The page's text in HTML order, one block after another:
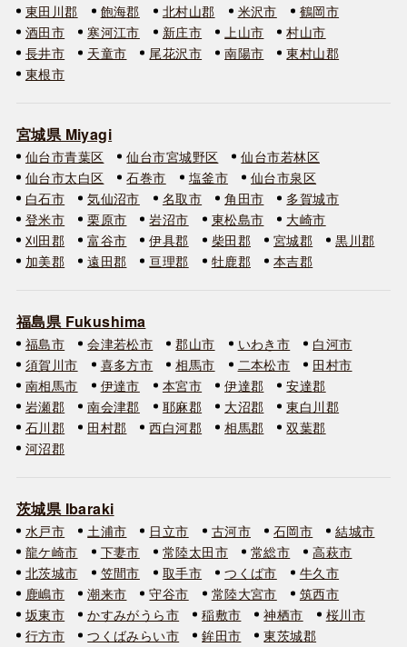
東田川郡
飽海郡 北村山郡 米沢市
鶴岡市
酒田市
寒河江市 新庄市 上山市
村山市
長井市
天童市 尾花沢市 南陽市
東村山郡
東根市
宮城県 Miyagi
仙台市青葉区 仙台市宮城野区
仙台市若林区
仙台市太白区
石巻市 塩釜市
仙台市泉区
白石市
気仙沼市 名取市 角田市
多賀城市
登米市
栗原市 岩沼市 東松島市
大崎市
刈田郡
富谷市 伊具郡 柴田郡 宮城郡
黒川郡
加美郡
遠田郡 亘理郡 牡鹿郡 本吉郡
福島県 Fukushima
福島市 会津若松市 郡山市 いわき市
白河市
須賀川市
喜多方市 相馬市 二本松市
田村市
南相馬市
伊達市 本宮市 伊達郡
安達郡
岩瀬郡
南会津郡 耶麻郡 大沼郡
東白川郡
石川郡
田村郡 西白河郡 相馬郡
双葉郡
河沼郡
茨城県 Ibaraki
水戸市 土浦市 日立市 古河市 石岡市
結城市
龍ケ崎市
下妻市 常陸太田市 常総市
高萩市
北茨城市
笠間市 取手市 つくば市
牛久市
鹿嶋市
潮来市 守谷市 常陸大宮市
筑西市
坂東市
かすみがうら市 稲敷市 神栖市
桜川市
行方市
つくばみらい市 鉾田市
東茨城郡